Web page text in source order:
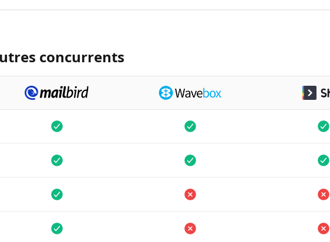
concurrents
Non disponible Non disponible
Non disponible Non disponible